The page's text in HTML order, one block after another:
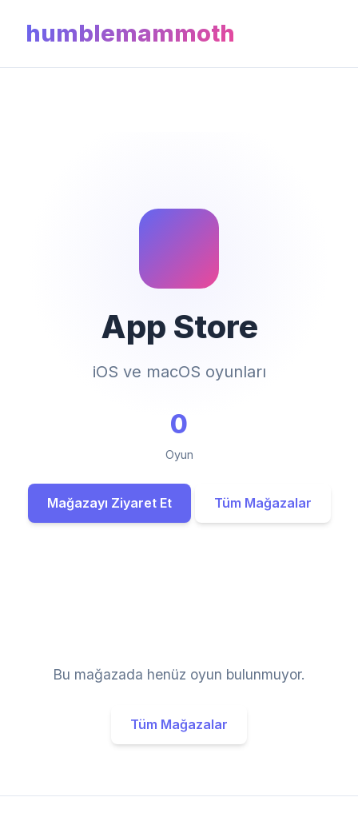
humblemammoth
App Store
iOS ve macOS oyunları
0
Oyun
Mağazayı Ziyaret Et Tüm Mağazalar
Bu mağazada henüz oyun bulunmuyor.
Tüm Mağazalar